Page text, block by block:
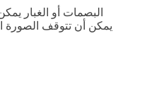
البصمات أو الغبار
يمكن أن تتوقف